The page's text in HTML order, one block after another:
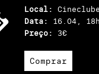
Local:
Data: 16.04,
Preço: 3€
Comprar